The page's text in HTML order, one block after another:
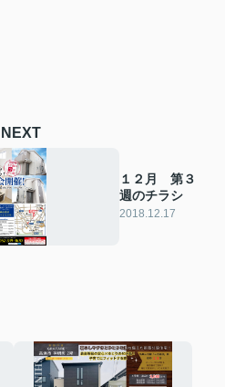
NEXT
１２月 第３
週のチラシ
2018.12.17